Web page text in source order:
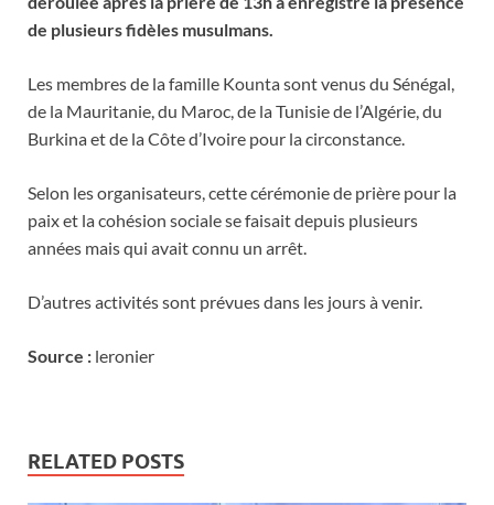
de plusieurs fidèles musulmans.
Les membres de la famille Kounta sont venus du Sénégal,
de la Mauritanie, du Maroc, de la Tunisie de l’Algérie, du
Burkina et de la Côte d’Ivoire pour la circonstance.
Selon les organisateurs, cette cérémonie de prière pour la
paix et la cohésion sociale se faisait depuis plusieurs
années mais qui avait connu un arrêt.
D’autres activités sont prévues dans les jours à venir.
Source : leronier
RELATED POSTS